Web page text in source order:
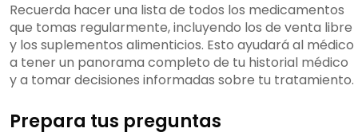
Recuerda hacer una lista de todos los medicamentos
que tomas regularmente, incluyendo los de venta libre
y los suplementos alimenticios. Esto ayudará al médico
a tener un panorama completo de tu historial médico
y a tomar decisiones informadas sobre tu tratamiento.
Prepara tus preguntas